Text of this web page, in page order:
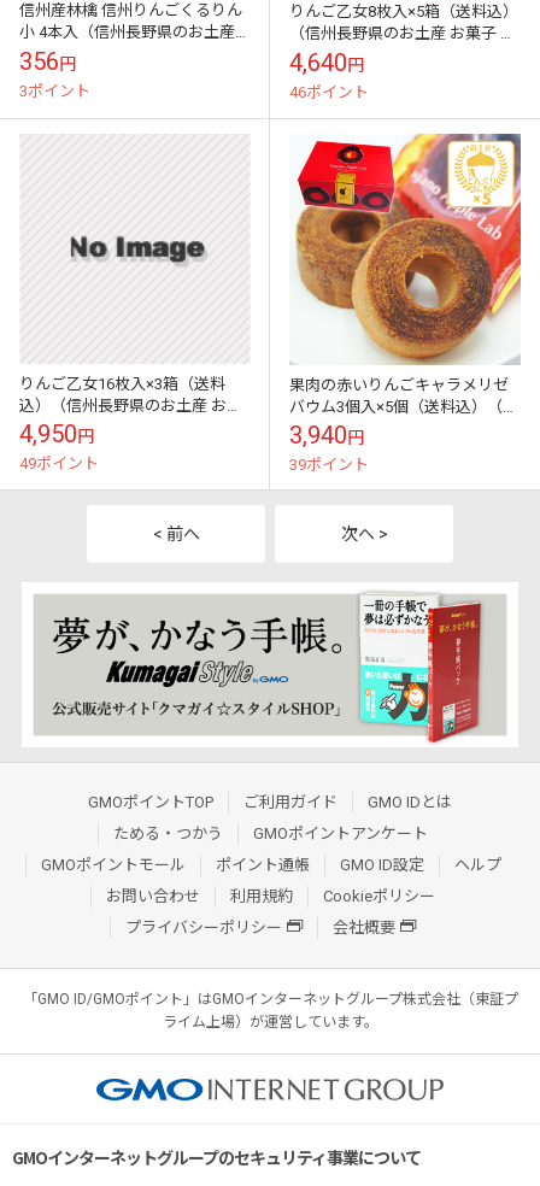
信州産林檎 信州りんごくるりん
小 4本入（信州長野県のお土産
お菓子 お取り寄せ スイーツ ギフ
ト）
356円
3ポイント
りんご乙女8枚入×5箱（送料込）
（信州長野県のお土産 お菓子 お
取り寄せ スイーツ ギフト）
4,640円
46ポイント
りんご乙女16枚入×3箱（送料
込）（信州長野県のお土産 お菓
子 お取り寄せ スイーツ ギフト）
4,950円
49ポイント
果肉の赤いりんごキャラメリゼ
バウム3個入×5個（送料込）（信
州長野県のお土産 お菓子 お取り
寄せ スイーツ）
3,940円
39ポイント
< 前へ 次へ >
GMOポイントTOP ご利用ガイド
GMO IDとは
ためる・つかう
GMOポイントアンケート
GMOポイントモール
ポイント通帳 GMO ID設定
ヘルプ
お問い合わせ
利用規約
Cookieポリシー
プライバシーポリシー
会社概要
「GMO ID/GMOポイント」はGMOインターネットグループ株式会社（東証プ
ライム上場）が運営しています。
GMOインターネットグループのセキュリティ事業について